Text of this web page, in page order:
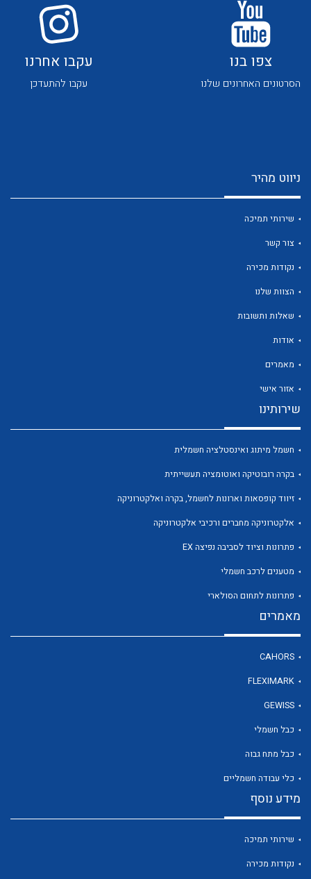
לכל מוצרי היצרן לכל מוצרי היצרן
לכל מוצרי היצרן
לכל מוצרי היצרן
צפו בנו
הסרטונים האחרונים שלנו
עקבו אחרנו
עקבו להתעדכן
ניווט מהיר
שירותי תמיכה
צור קשר
נקודות מכירה
הצוות שלנו
שאלות ותשובות
אודות
מאמרים
אזור אישי
שירותינו
חשמל מיתוג ואינסטלציה חשמלית
בקרה רובוטיקה ואוטומציה תעשייתית
זיווד קופסאות וארונות לחשמל, בקרה ואלקטרוניקה
אלקטרוניקה מחברים ורכיבי אלקטרוניקה
פתרונות וציוד לסביבה נפיצה EX
מטענים לרכב חשמלי
פתרונות לתחום הסולארי
מאמרים
CAHORS
FLEXIMARK
GEWISS
כבל חשמלי
כבל מתח גבוה
כלי עבודה חשמליים
מידע נוסף
שירותי תמיכה
נקודות מכירה